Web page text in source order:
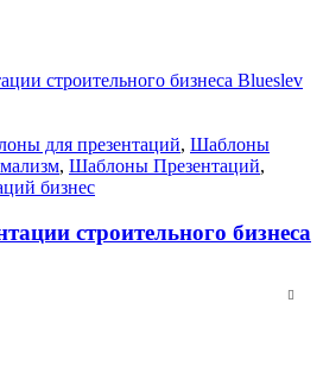
для презентаций, Шаблоны
, Шаблоны Презентаций,
бизнес
строительного бизнеса